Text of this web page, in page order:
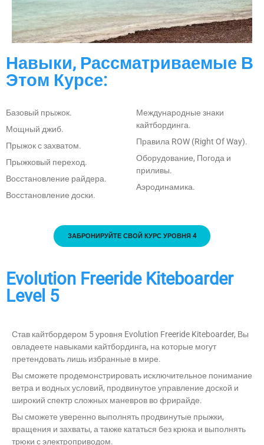
Навыки, Рассматриваемые В
Этом Курсе:
Базовый прыжок.
Мощный джиб.
Прыжок с захватом.
Прыжковый переход.
Восстановление райдера.
Восстановление доски.
Международные знаки
кайтбординга.
Правила ROW (Right Of Way).
Оборудование, Погода и
приливы.
Аэродинамика.
ЗАБРОНИРУЙТЕ СВОЙ КУРС УРОВНЯ 4
Evolution Freeride Kiteboarder
Level 5
Став кайтбордером 5 уровня Evolution Freeride Kiteboarder, Вы
овладеете навыками кайтбординга, на которые могут
претендовать лишь избранные в мире.
Вы сможете продемонстрировать исключительное понимание
ветра и водных условий, продвинутое управление доской и
широкий спектр сложных маневров во фрирайде.
Вы сможете уверенно выполнять продвинутые прыжки,
вращения и захваты, а также кататься без крюка и выполнять
трюки с электроприводом.